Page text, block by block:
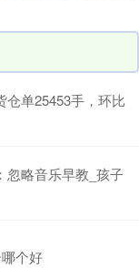
单25453手，环比
忽略音乐早教_孩子
个好